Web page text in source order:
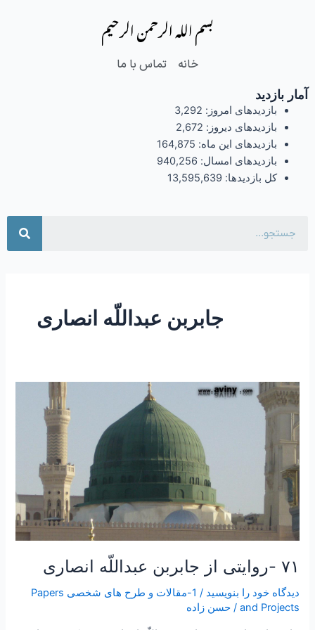
بسم الله الرحمن الرحیم
خانه تماس با ما
آمار بازدید
بازدیدهای امروز: 3,292
بازدیدهای دیروز: 2,672
بازدیدهای این ماه: 164,875
بازدیدهای امسال: 940,256
کل بازدیدها: 13,595,639
جابربن عبداللّه انصاری
۷۱ -روایتی از جابربن عبداللّه انصاری
دیدگاه‌ خود را بنویسید /
1-مقالات و طرح های شخصی Papers
and Projects
/حسن زاده
۷۱
-روایتی
از
جابربن
عبداللّه
انصاری